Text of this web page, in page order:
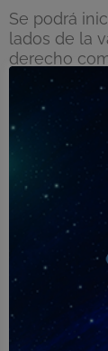
Se podrá
lados de la
derecho
banderines